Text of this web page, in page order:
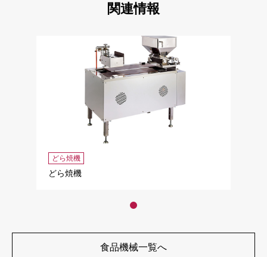
関連情報
どら焼機
どら焼機
食品機械一覧へ